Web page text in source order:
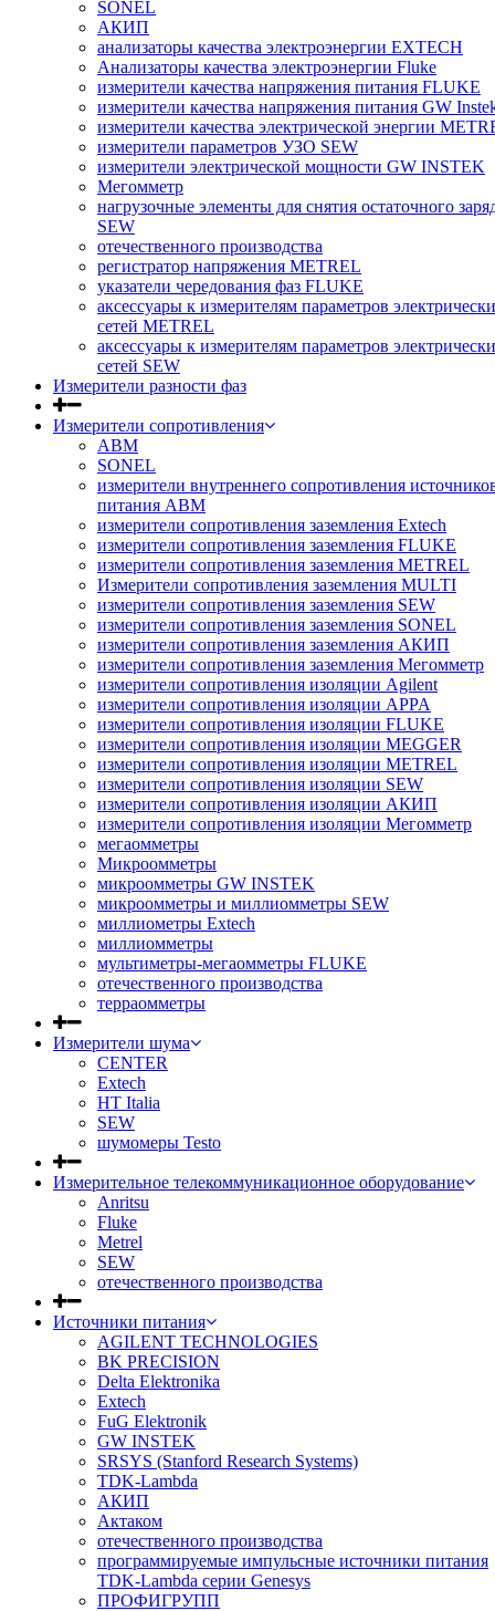
SONEL
АКИП
анализаторы качества электроэнергии EXTECH
Анализаторы качества электроэнергии Fluke
измерители качества напряжения питания FLUKE
измерители качества напряжения питания GW
измерители качества электрической энергии
измерители параметров УЗО SEW
измерители электрической мощности GW INSTEK
Мегомметр
нагрузочные элементы для снятия остаточного
SEW
отечественного производства
регистратор напряжения METREL
указатели чередования фаз FLUKE
аксессуары к измерителям параметров
сетей METREL
аксессуары к измерителям параметров
сетей SEW
Измерители разности фаз
Измерители сопротивления
ABM
SONEL
измерители внутреннего сопротивления
питания ABM
измерители сопротивления заземления Extech
измерители сопротивления заземления FLUKE
измерители сопротивления заземления METREL
Измерители сопротивления заземления MULTI
измерители сопротивления заземления SEW
измерители сопротивления заземления SONEL
измерители сопротивления заземления АКИП
измерители сопротивления заземления Мегомметр
измерители сопротивления изоляции Agilent
измерители сопротивления изоляции APPA
измерители сопротивления изоляции FLUKE
измерители сопротивления изоляции MEGGER
измерители сопротивления изоляции METREL
измерители сопротивления изоляции SEW
измерители сопротивления изоляции АКИП
измерители сопротивления изоляции Мегомметр
мегаомметры
Микроомметры
микроомметры GW INSTEK
микроомметры и миллиомметры SEW
миллиометры Extech
миллиомметры
мультиметры-мегаомметры FLUKE
отечественного производства
терраомметры
Измерители шума
CENTER
Extech
HT Italia
SEW
шумомеры Testo
Измерительное телекоммуникационное оборудование
Anritsu
Fluke
Metrel
SEW
отечественного производства
Источники питания
AGILENT TECHNOLOGIES
BK PRECISION
Delta Elektronika
Extech
FuG Elektronik
GW INSTEK
SRSYS (Stanford Research Systems)
TDK-Lambda
АКИП
Актаком
отечественного производства
программируемые импульсные источники питания
TDK-Lambda серии Genesys
ПРОФИГРУПП